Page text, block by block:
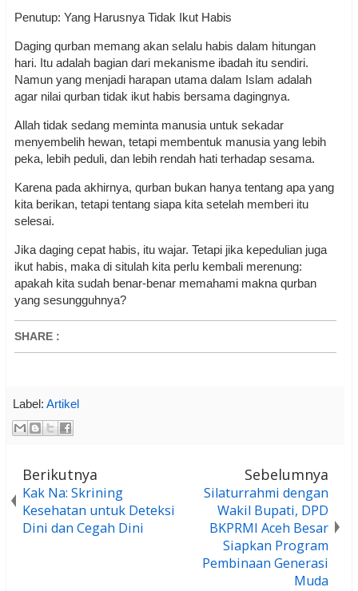
Penutup: Yang Harusnya Tidak Ikut Habis
Daging qurban memang akan selalu habis dalam hitungan
hari. Itu adalah bagian dari mekanisme ibadah itu sendiri.
Namun yang menjadi harapan utama dalam Islam adalah
agar nilai qurban tidak ikut habis bersama dagingnya.
Allah tidak sedang meminta manusia untuk sekadar
menyembelih hewan, tetapi membentuk manusia yang lebih
peka, lebih peduli, dan lebih rendah hati terhadap sesama.
Karena pada akhirnya, qurban bukan hanya tentang apa yang
kita berikan, tetapi tentang siapa kita setelah memberi itu
selesai.
Jika daging cepat habis, itu wajar. Tetapi jika kepedulian juga
ikut habis, maka di situlah kita perlu kembali merenung:
apakah kita sudah benar-benar memahami makna qurban
yang sesungguhnya?
SHARE :
Label: Artikel
Berikutnya
Kak Na: Skrining
Kesehatan untuk Deteksi
Dini dan Cegah Dini
Sebelumnya
Silaturrahmi dengan
Wakil Bupati, DPD
BKPRMI Aceh Besar
Siapkan Program
Pembinaan Generasi
Muda